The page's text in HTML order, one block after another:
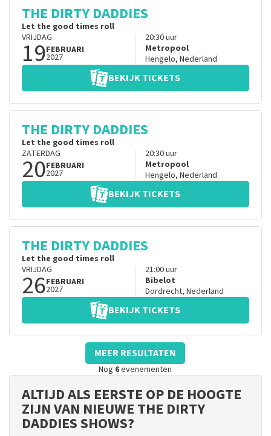
THE DIRTY DADDIES
Let the good times roll
VRIJDAG
19FEBRUARI
2027
20:30uur
Metropool
Hengelo, Nederland
BEKIJK TICKETS
THE DIRTY DADDIES
Let the good times roll
ZATERDAG
20FEBRUARI
2027
20:30uur
Metropool
Hengelo, Nederland
BEKIJK TICKETS
THE DIRTY DADDIES
Let the good times roll
VRIJDAG
26FEBRUARI
2027
21:00uur
Bibelot
Dordrecht, Nederland
BEKIJK TICKETS
MEER RESULTATEN
Nog 6evenementen
ALTIJD ALS EERSTE OP DE HOOGTE
ZIJN VAN NIEUWE THE DIRTY
DADDIES SHOWS?